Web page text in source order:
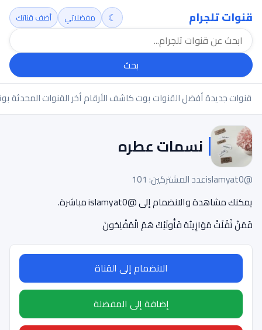
قنوات تلجرام
بحث
☾ مفضلاتي أضف قناتك
قنوات جديدةأفضل القنواتبوت كاشف الأرقامأخر القنوات المحدثة
نسمات عطره
@islamyat0
عدد المشتركين: 101
يمكنك مشاهدة والانضمام إلى @islamyat0 مباشرة.
‏فَمَنْ ثَقُلَتْ مَوَازِينُهُ فَأُولَئِكَ هُمُ الْمُفْلِحُونَ
الانضمام إلى القناة
إضافة إلى المفضلة